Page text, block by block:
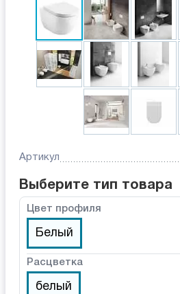
Артикул
Выберите тип товара
Цвет профиля
Белый
Расцветка
белый